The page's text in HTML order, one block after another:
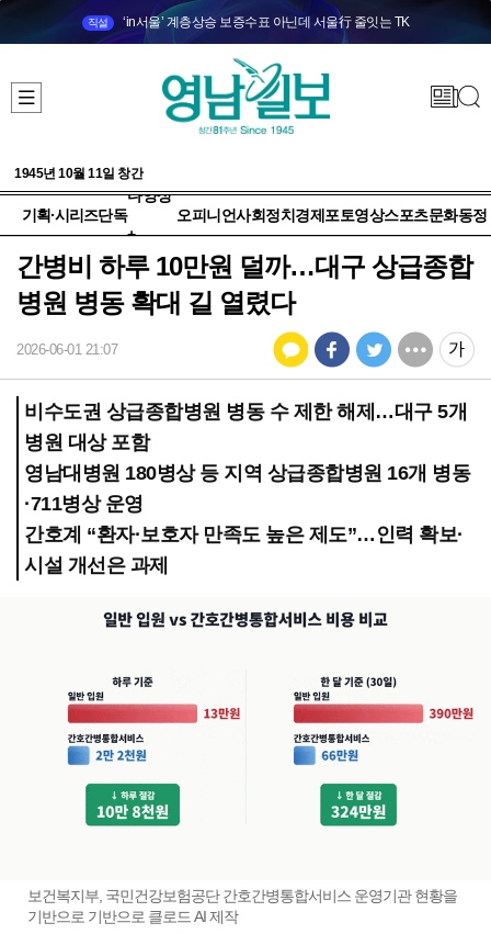
직설 ‘in서울’ 계층상승 보증수표 아닌데 서울行 줄잇는 TK
1945년 10월 11일 창간
기획·시리즈단독
다양성
+
오피니언사회정치 경제 포토영상스포츠문화동정
간병비 하루 10만원 덜까…대구 상급종합
병원 병동 확대 길 열렸다
2026-06-01 21:07
비수도권 상급종합병원 병동 수 제한 해제…대구 5개
병원 대상 포함
영남대병원 180병상 등 지역 상급종합병원 16개 병동
·711병상 운영
간호계 “환자·보호자 만족도 높은 제도”…인력 확보·
시설 개선은 과제
보건복지부, 국민건강보험공단 간호간병통합서비스 운영기관 현황을
기반으로 기반으로 클로드 AI 제작